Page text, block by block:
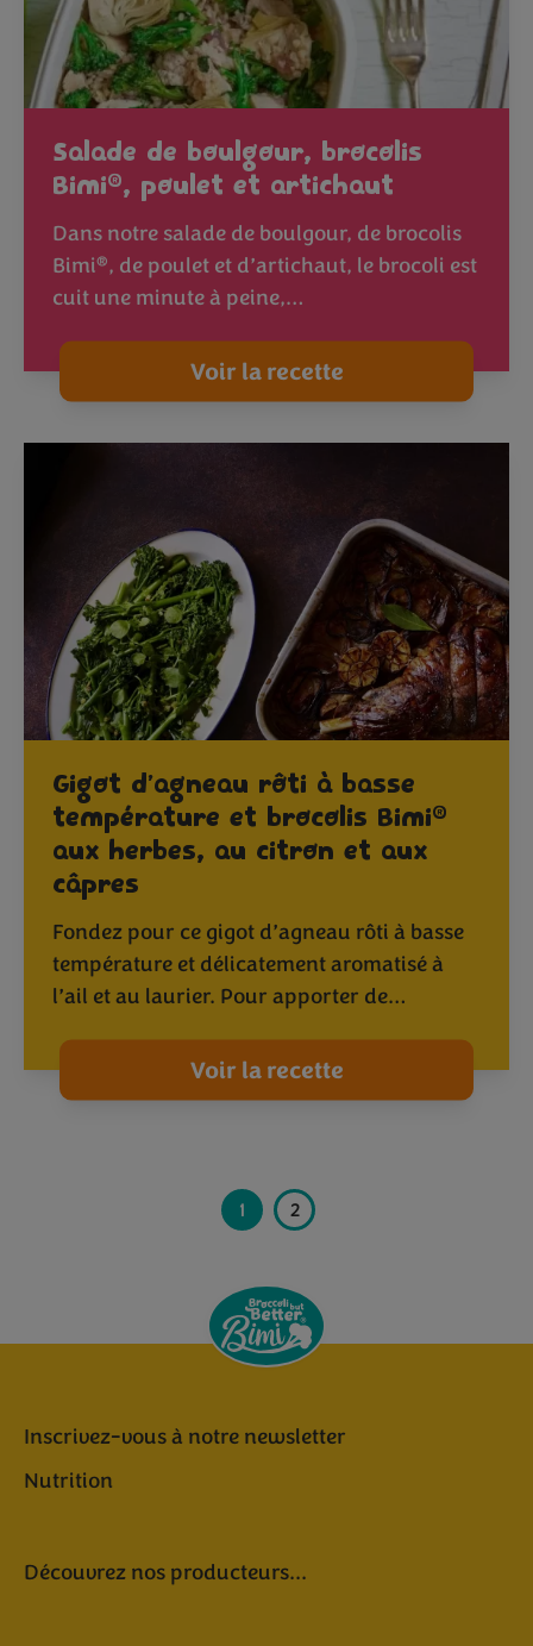
Salade de boulgour, brocolis
Bimi®, poulet et artichaut
Dans notre salade de boulgour, de brocolis
Bimi®, de poulet et d’artichaut, le brocoli est
cuit une minute à peine,…
Voir la recette
Gigot d’agneau rôti à basse
température et brocolis Bimi®
aux herbes, au citron et aux
câpres
Fondez pour ce gigot d’agneau rôti à basse
température et délicatement aromatisé à
l’ail et au laurier. Pour apporter de…
Voir la recette
1 2
Inscrivez-vous à notre newsletter
Nutrition
Découvrez nos producteurs...